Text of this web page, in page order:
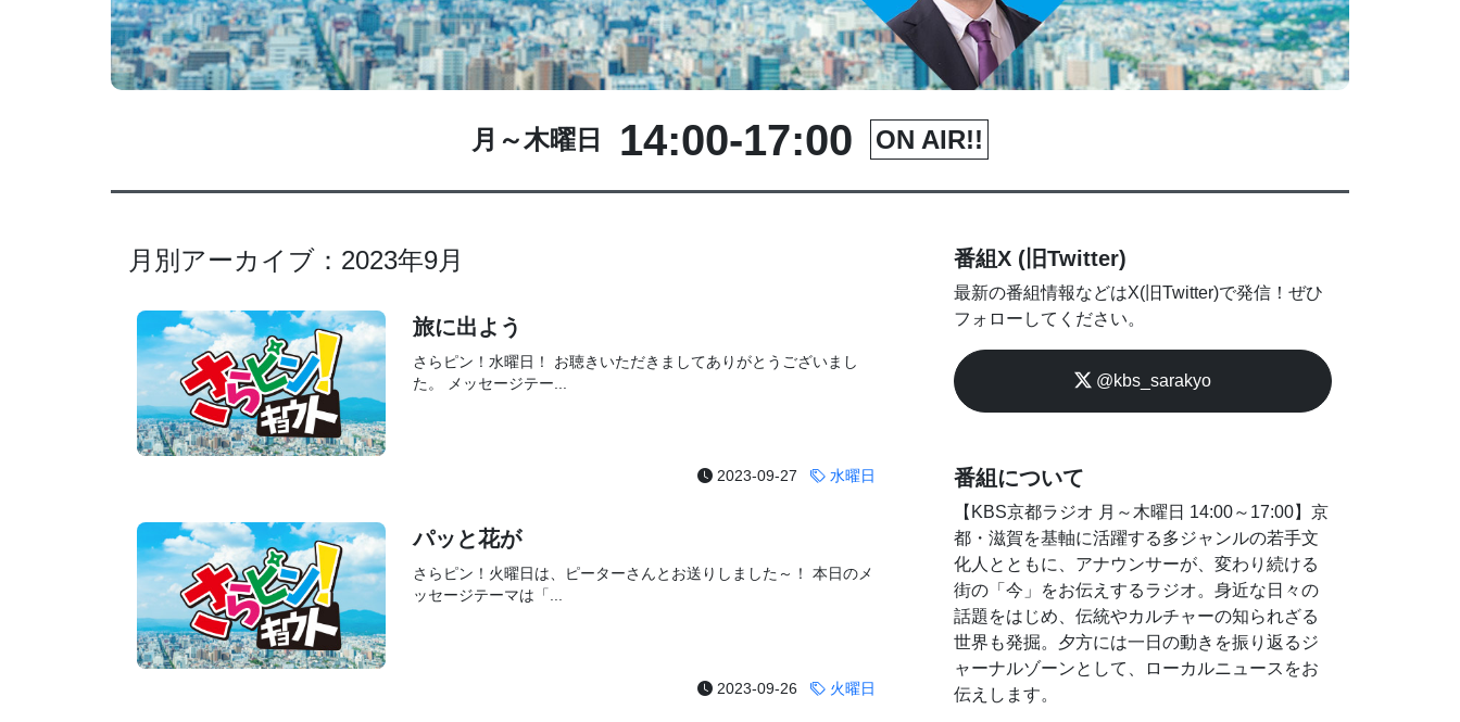
月～木曜日 14:00-17:00 ON AIR!!
月別アーカイブ：2023年9月
旅に出よう
さらピン！水曜日！ お聴きいただきましてありがとうございまし
た。 メッセージテー...
2023-09-27 水曜日
パッと花が
さらピン！火曜日は、ピーターさんとお送りしました～！ 本日のメ
ッセージテーマは「...
2023-09-26 火曜日
番組X (旧Twitter)
最新の番組情報などはX(旧Twitter)で発信！ぜひ
フォローしてください。
@kbs_sarakyo
番組について
【KBS京都ラジオ 月～木曜日 14:00～17:00】京
都・滋賀を基軸に活躍する多ジャンルの若手文
化人とともに、アナウンサーが、変わり続ける
街の「今」をお伝えするラジオ。身近な日々の
話題をはじめ、伝統やカルチャーの知られざる
世界も発掘。夕方には一日の動きを振り返るジ
ャーナルゾーンとして、ローカルニュースをお
伝えします。